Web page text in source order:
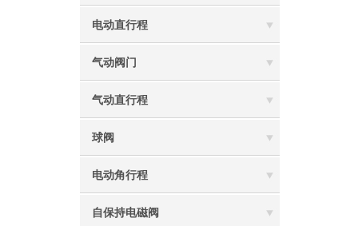
电动直行程
气动阀门
气动直行程
球阀
电动角行程
自保持电磁阀